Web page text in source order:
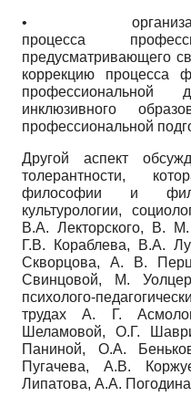
•
процесса
предусматривающего
коррекцию процесса
инклюзивного
профессиональной
Другой аспект
толерантности,
философии и
культурологии,
В.А. Лекторского, В.
Г.В. Кораблева, В.А.
Скворцова, А. В.
Свинцовой, М.
психолого-
трудах А. Г.
Шеламовой, О.Г.
Паниной, О.А.
Пугачева, А.В.
Липатова, А.А.